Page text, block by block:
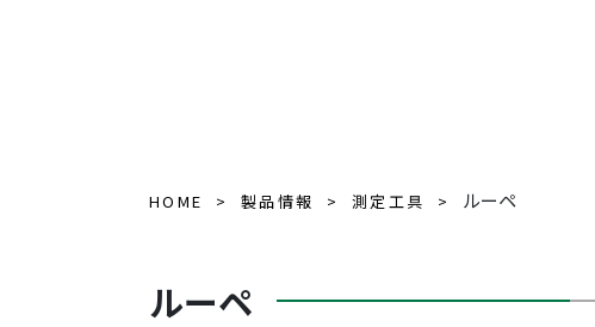
HOME 製品情報 測定工具 ルーペ
ルーペ